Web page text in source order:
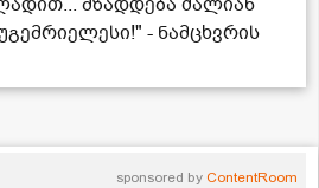
- ნამცხვრის
sponsored by ContentRoom